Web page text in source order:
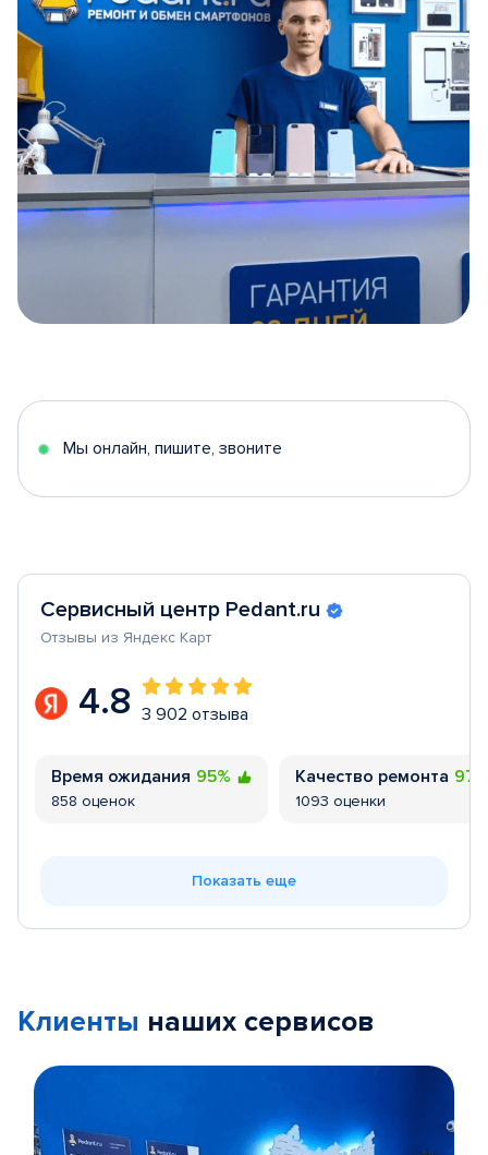
5
Мы онлайн, пишите, звоните
Сервисный центр Pedant.ru
Отзывы из Яндекс Карт
4.8 3 902 отзыва
Время ожидания 95%
858 оценок
Качество ремонта
1093 оценки
Показать еще
Клиенты наших сервисов